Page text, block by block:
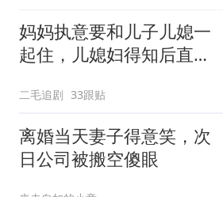
妈妈执意要和儿子儿媳一
起住，儿媳妇得知后直接
二毛追剧 33跟贴
离婚当天妻子得意笑，次
日公司被搬空傻眼